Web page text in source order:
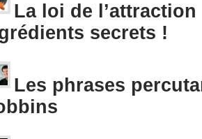
La loi de l’attraction
secrets !
Les phrases